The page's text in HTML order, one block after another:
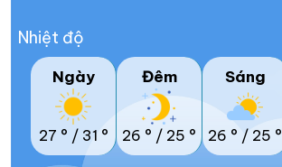
Nhiệt độ
Ngày
27 ° / 31 °
Đêm
26 ° / 25 °
Sáng
26 ° / 25 °